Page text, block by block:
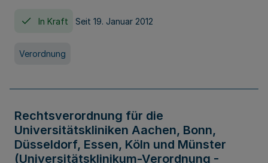
In Kraft Seit 19. Januar 2012
Verordnung
Rechtsverordnung für die
Universitätskliniken Aachen, Bonn,
Düsseldorf, Essen, Köln und Münster
(Universitätsklinikum-Verordnung -